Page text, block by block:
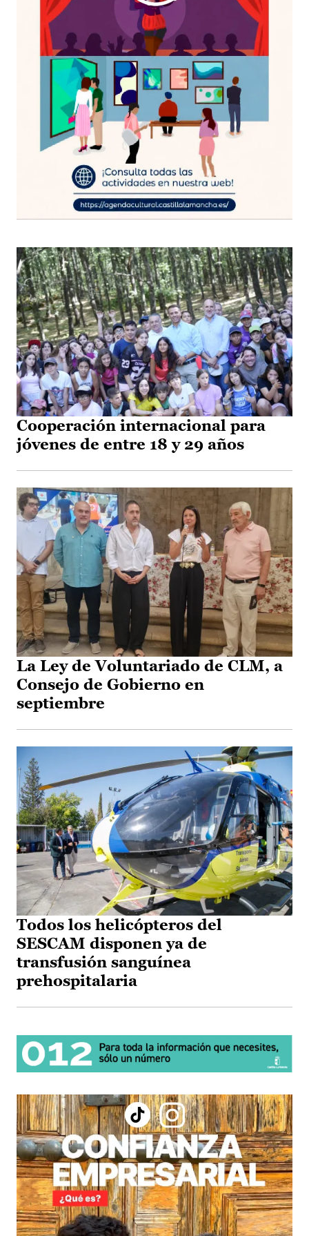
Cooperación internacional para
jóvenes de entre 18 y 29 años
La Ley de Voluntariado de CLM, a
Consejo de Gobierno en
septiembre
Todos los helicópteros del
SESCAM disponen ya de
transfusión sanguínea
prehospitalaria